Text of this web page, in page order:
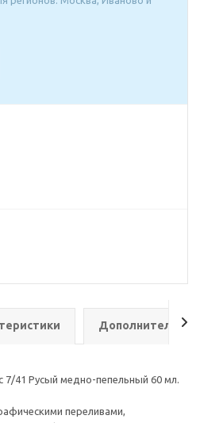
Дополнительно
7/41 Русый медно-пепельный 60 мл.
переливами,